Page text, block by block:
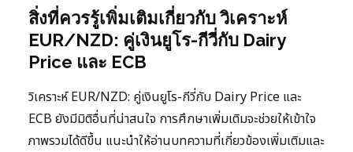
สิ่งที่ควรรู้เพิ่มเติมเกี่ยวกับ วิเคราะห์
EUR/NZD: คู่เงินยูโร-กีวี่กับ Dairy
Price และ ECB
วิเคราะห์ EUR/NZD: คู่เงินยูโร-กีวี่กับ Dairy Price และ
ECB ยังมีมิติอื่นที่น่าสนใจ การศึกษาเพิ่มเติมจะช่วยให้เข้าใจ
ภาพรวมได้ดีขึ้น แนะนำให้อ่านบทความที่เกี่ยวข้องเพิ่มเติมและ